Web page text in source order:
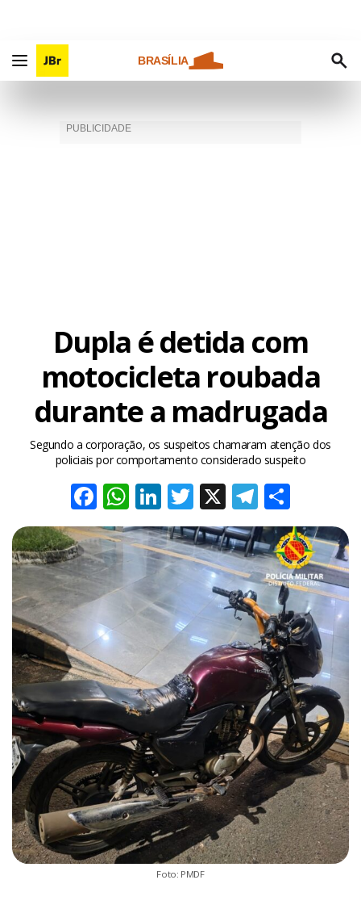
BRASÍLIA
Dupla é detida com
motocicleta roubada
durante a madrugada
Segundo a corporação, os suspeitos chamaram atenção dos
policiais por comportamento considerado suspeito
Facebook
WhatsApp
LinkedIn
Twitter
X
Foto: PMDF